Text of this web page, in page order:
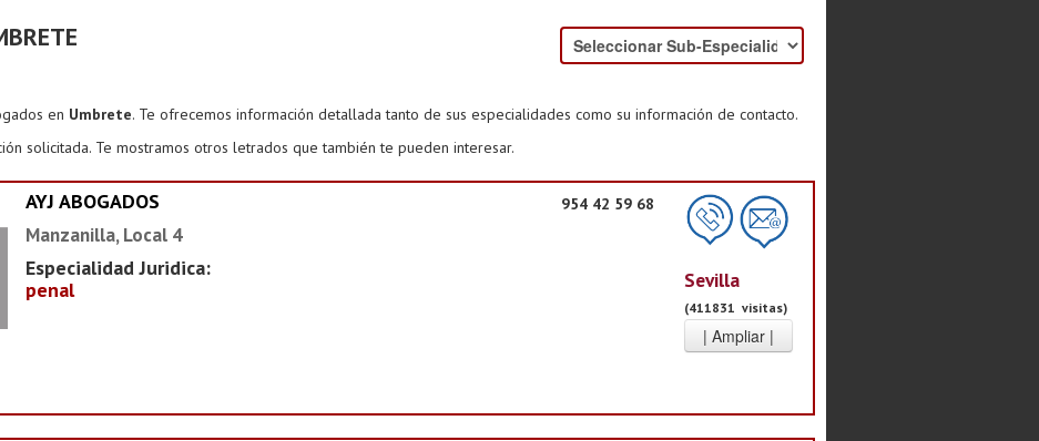
en Umbrete. Te ofrecemos información detallada tanto de sus especialidades como su información de contacto.
solicitada. Te mostramos otros letrados que también te pueden interesar.
AYJ ABOGADOS
Manzanilla, Local 4
Especialidad Juridica:
penal
954 42 59 68
Sevilla
(411831 visitas)